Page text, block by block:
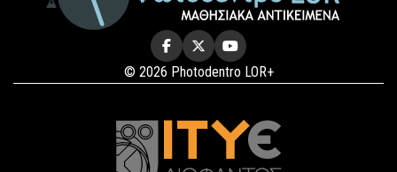
© 2026 Photodentro LOR+